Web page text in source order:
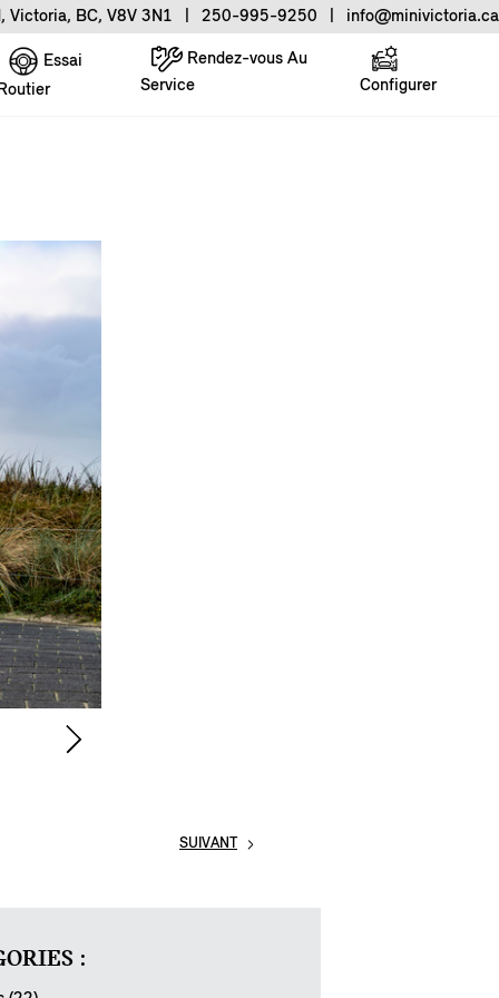
Victoria, BC, V8V 3N1 250-995-9250 info@minivictoria.ca
Rendez-vous Au
Service
Essai
Configurer
SUIVANT
: